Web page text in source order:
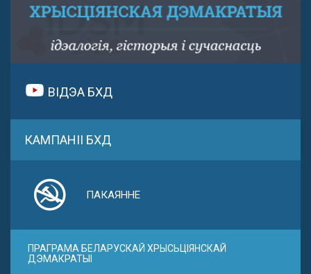
ВІДЭА БХД
КАМПАНІІ БХД
ПАКАЯННЕ
ПРАГРАМА БЕЛАРУСКАЙ ХРЫСЬЦІЯНСКАЙ
ДЭМАКРАТЫІ